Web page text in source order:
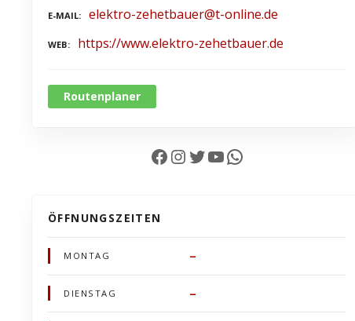
E-MAIL elektro-zehetbauer@t-online.de
WEB https://www.elektro-zehetbauer.de
Routenplaner
Facebook InstagramTwitter YouTube WhatsApp
ÖFFNUNGSZEITEN
MONTAG –
DIENSTAG –